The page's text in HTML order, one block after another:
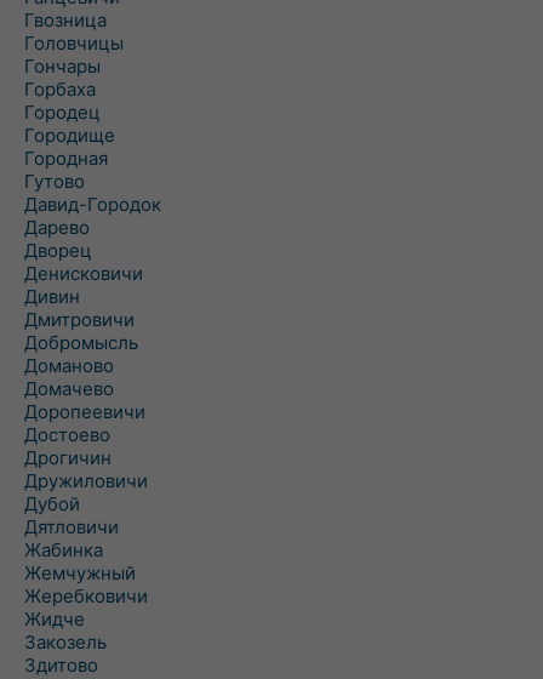
Гвозница
Головчицы
Гончары
Горбаха
Городец
Городище
Городная
Гутово
Давид-Городок
Дарево
Дворец
Денисковичи
Дивин
Дмитровичи
Добромысль
Доманово
Домачево
Доропеевичи
Достоево
Дрогичин
Дружиловичи
Дубой
Дятловичи
Жабинка
Жемчужный
Жеребковичи
Жидче
Закозель
Здитово